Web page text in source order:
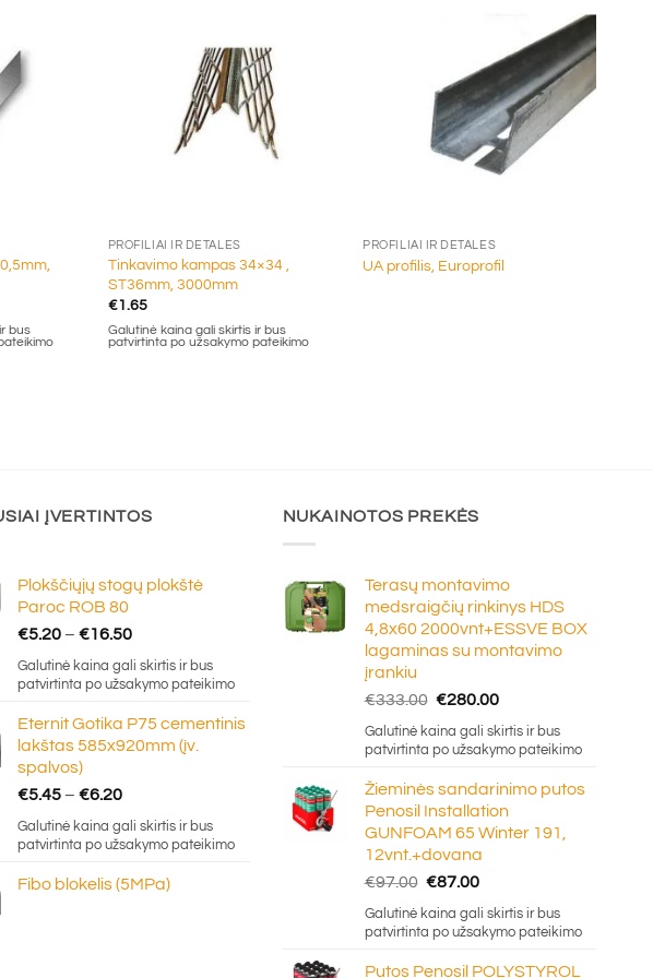
bus
PROFILIAI IR DETALĖS
Tinkavimo kampas 34×34 ,
ST36mm, 3000mm
€1.65
Galutinė kaina gali skirtis ir bus
patvirtinta po užsakymo pateikimo
PROFILIAI IR DETALĖS
UA profilis, Europrofil
ĮVERTINTOS
Plokščiųjų stogų plokštė
Paroc ROB 80
€5.20 – €16.50Price
range:
€5.20
€16.50
Galutinė kaina gali skirtis ir bus
patvirtinta po užsakymo pateikimo
Eternit Gotika P75 cementinis
lakštas 585x920mm (įv.
spalvos)
€5.45 – €6.20Price
range:
€5.45
€6.20
Galutinė kaina gali skirtis ir bus
patvirtinta po užsakymo pateikimo
Fibo blokelis (5MPa)
NUKAINOTOS PREKĖS
Terasų montavimo
medsraigčių rinkinys HDS
4,8x60 2000vnt+ESSVE BOX
lagaminas su montavimo
įrankiu
€333.00 Original
price
was:
€280.00Current
price
is:
Galutinė kaina gali skirtis ir bus
patvirtinta po užsakymo pateikimo
Žieminės sandarinimo putos
Penosil Installation
GUNFOAM 65 Winter 191,
12vnt.+dovana
€97.00 Original
price
was:
€87.00Current
price
is:
Galutinė kaina gali skirtis ir bus
patvirtinta po užsakymo pateikimo
Putos Penosil POLYSTYROL